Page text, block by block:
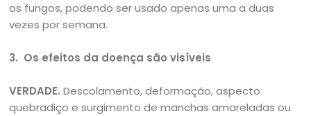
os fungos, podendo ser usado apenas uma a duas
vezes por semana.
3. Os efeitos da doença são visíveis
VERDADE. Descolamento, deformação, aspecto
quebradiço e surgimento de manchas amareladas ou